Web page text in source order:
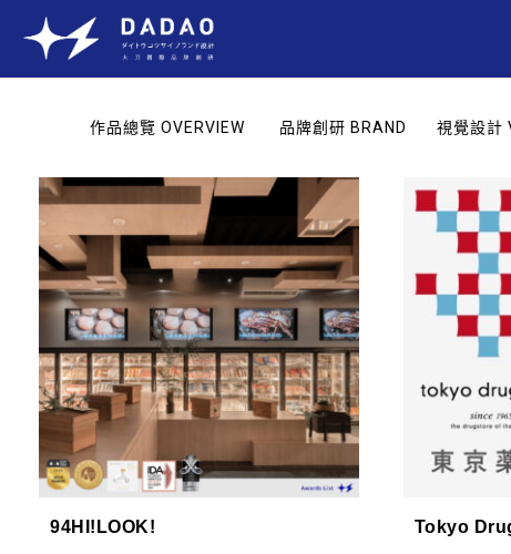
作品總覽 OVERVIEW 品牌創研 BRAND 視覺設計
94HI!LOOK! Tokyo